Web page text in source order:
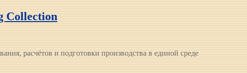
Collection
расчётов и подготовки производства в единой среде